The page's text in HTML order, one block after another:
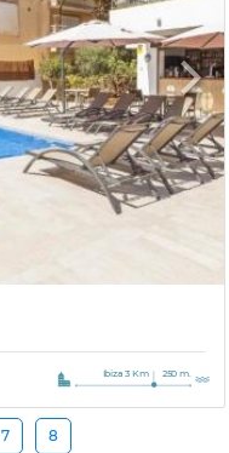
Next
Ibiza 3 Km 250 m.
7 8